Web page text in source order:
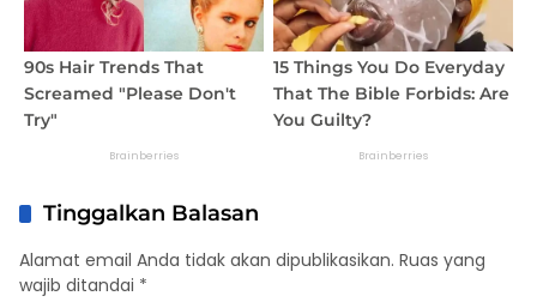
Tinggalkan Balasan
Alamat email Anda tidak akan dipublikasikan. Ruas yang
wajib ditandai *